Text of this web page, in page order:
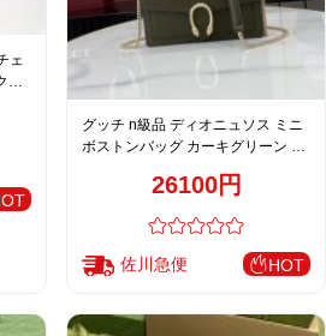
ェ
グッチ n級品 ディオニュソス ミニ
ボストンバッグ カーキグリーン お
26100円
佐川急便 HOT